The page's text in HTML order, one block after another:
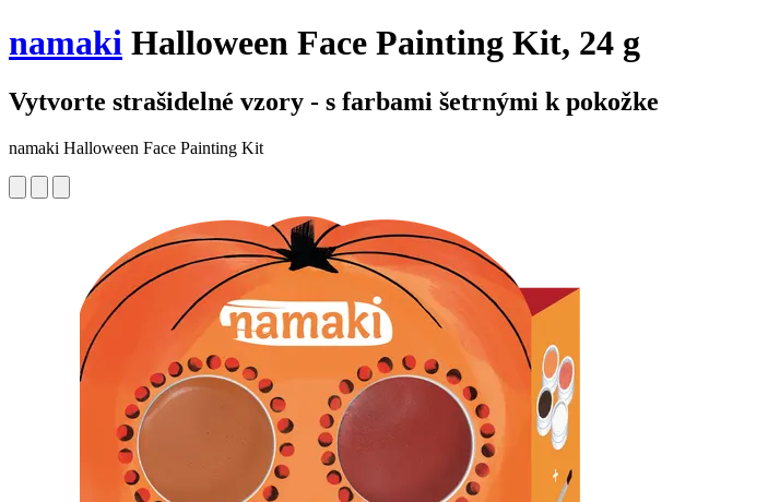
namaki Halloween Face Painting Kit, 24 g
Vytvorte strašidelné vzory - s farbami šetrnými k pokožke
namaki Halloween Face Painting Kit